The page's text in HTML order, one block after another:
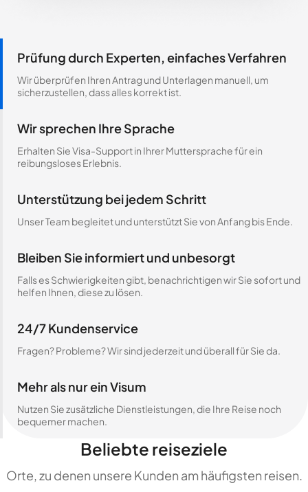
Prüfung durch Experten, einfaches Verfahren
Wir überprüfen Ihren Antrag und Unterlagen manuell, um
sicherzustellen, dass alles korrekt ist.
Wir sprechen Ihre Sprache
Erhalten Sie Visa-Support in Ihrer Muttersprache für ein
reibungsloses Erlebnis.
Unterstützung bei jedem Schritt
Unser Team begleitet und unterstützt Sie von Anfang bis Ende.
Bleiben Sie informiert und unbesorgt
Falls es Schwierigkeiten gibt, benachrichtigen wir Sie sofort und
helfen Ihnen, diese zu lösen.
24/7 Kundenservice
Fragen? Probleme? Wir sind jederzeit und überall für Sie da.
Mehr als nur ein Visum
Nutzen Sie zusätzliche Dienstleistungen, die Ihre Reise noch
bequemer machen.
Beliebte reiseziele
Orte, zu denen unsere Kunden am häufigsten reisen.